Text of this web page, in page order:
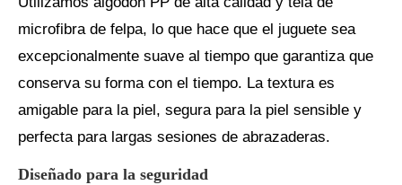
microfibra de felpa, lo que hace que el juguete sea
excepcionalmente suave al tiempo que garantiza que
conserva su forma con el tiempo. La textura es
amigable para la piel, segura para la piel sensible y
perfecta para largas sesiones de abrazaderas.
Diseñado para la seguridad